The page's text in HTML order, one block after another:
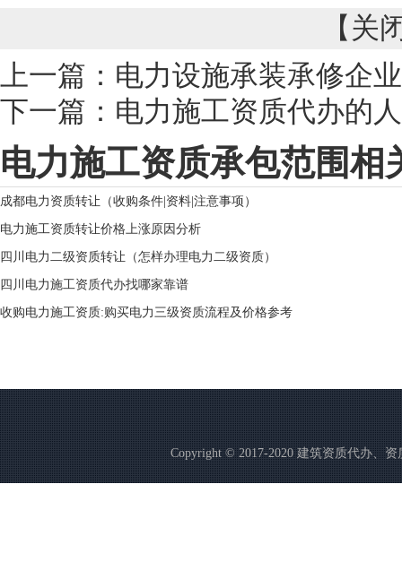
【 关
上一篇： 电力设施承装承修企
下一篇： 电力施工资质代办的
电力施工资质承包范围相
成都电力资质转让（收购条件|资料|注意事项）
电力施工资质转让价格上涨原因分析
四川电力二级资质转让（怎样办理电力二级资质）
四川电力施工资质代办找哪家靠谱
收购电力施工资质:购买电力三级资质流程及价格参考
Copyright © 2017-2020 建筑资质代办、